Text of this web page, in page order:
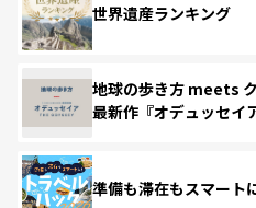
世界遺産ランキング
地球の歩き方 meets
最新作『オデュッセイ
準備も滞在もスマー